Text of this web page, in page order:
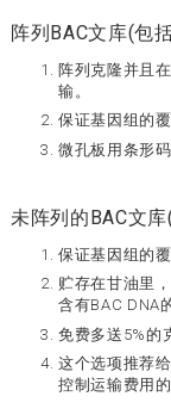
阵列BAC文库(包
阵列克隆并且
输。
保证基因组的覆
微孔板用条形码
未阵列的BAC文
保证基因组的覆
贮存在甘油里
含有BAC DNA
免费多送5%的
这个选项推荐
控制运输费用的